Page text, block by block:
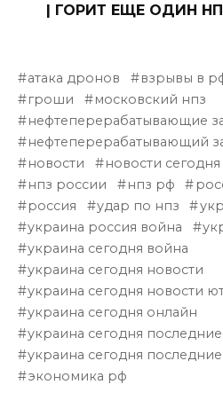
| ГОРИТ ЕЩЕ ОДИН
атака дронов взрывы в
гроши
московский нпз
нефтеперерабатывающие
нефтеперерабатывающий
новости
новости сегодня
нпз россии
нпз рф
россия
удар по нпз
украина россия война
украина сегодня война
украина сегодня новости
украина сегодня новости
украина сегодня онлайн
украина сегодня
украина сегодня
экономика рф